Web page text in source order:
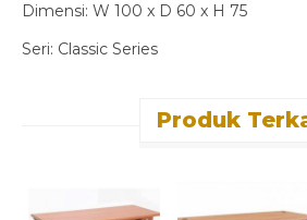
Dimensi: W 100 x D 60 x H 75
Seri: Classic Series
Produk